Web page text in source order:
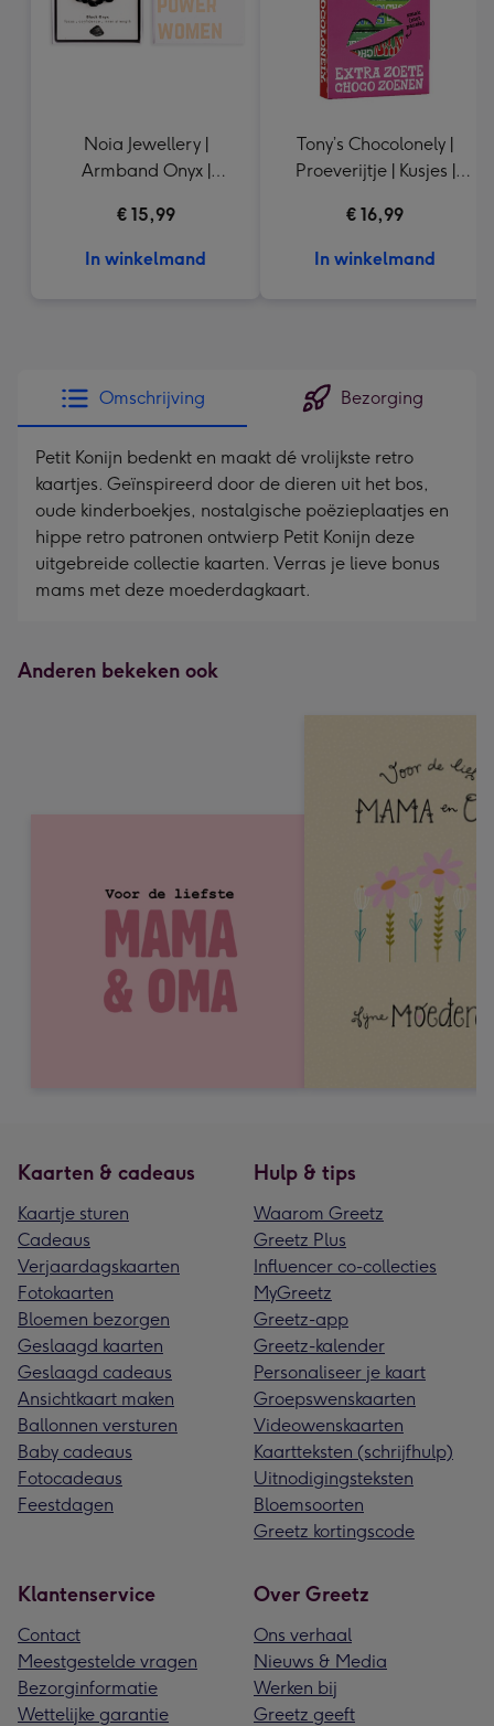
Noia Jewellery |
Armband Onyx |
€ 15,99
In winkelmand
Tony’s Chocolonely |
Proeverijtje | Kusjes |
€ 16,99
In winkelmand
Omschrijving Bezorging
Petit Konijn bedenkt en maakt dé vrolijkste retro
kaartjes. Geïnspireerd door de dieren uit het bos,
oude kinderboekjes, nostalgische poëzieplaatjes en
hippe retro patronen ontwierp Petit Konijn deze
uitgebreide collectie kaarten. Verras je lieve bonus
mams met deze moederdagkaart.
Anderen bekeken ook
Kaarten & cadeaus
Kaartje sturen
Cadeaus
Verjaardagskaarten
Fotokaarten
Bloemen bezorgen
Geslaagd kaarten
Geslaagd cadeaus
Ansichtkaart maken
Ballonnen versturen
Baby cadeaus
Fotocadeaus
Feestdagen
Hulp & tips
Waarom Greetz
Greetz Plus
Influencer co-collecties
MyGreetz
Greetz-app
Greetz-kalender
Personaliseer je kaart
Groepswenskaarten
Videowenskaarten
Kaartteksten (schrijfhulp)
Uitnodigingsteksten
Bloemsoorten
Greetz kortingscode
Klantenservice
Contact
Meestgestelde vragen
Bezorginformatie
Wettelijke garantie
Over Greetz
Ons verhaal
Nieuws & Media
Werken bij
Greetz geeft